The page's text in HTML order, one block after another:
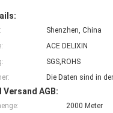
Shenzhen, China
ACE DELIXIN
SGS,ROHS
Die Daten sind in
Versand AGB:
2000 Meter